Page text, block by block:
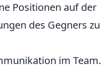
Positionen auf der
des Gegners zu
im Team.